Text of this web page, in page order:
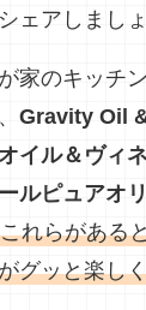
ェアしましょ
家のキッチ
Gravity Oil
イル＆ヴィ
ルピュアオ
これらがある
グッと楽し